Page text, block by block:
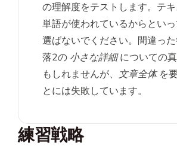
の理解度をテストします。テ
単語が使われているからとい
選ばないでください。間違っ
落2の 小さな詳細についての
もしれませんが、 文章全体を
とには失敗しています。
練習戦略